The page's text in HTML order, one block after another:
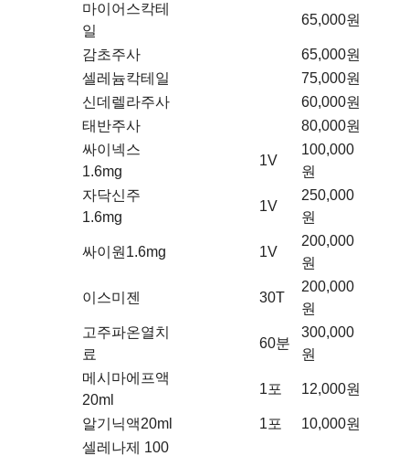
마이어스칵테
일
65,000원
감초주사
65,000원
셀레늄칵테일
75,000원
신데렐라주사
60,000원
태반주사
80,000원
싸이넥스
1.6mg
1V
100,000
원
자닥신주
1.6mg
1V
250,000
원
싸이원1.6mg 1V
200,000
원
이스미젠 30T
200,000
원
고주파온열치
료
60분
300,000
원
메시마에프액
20ml
1포 12,000원
알기닉액20ml 1포
10,000원
셀레나제 100